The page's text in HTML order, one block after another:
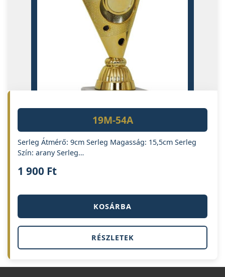
19M-54A
Serleg Átmérő: 9cm Serleg Magasság: 15,5cm Serleg
Szín: arany Serleg…
1 900 Ft
KOSÁRBA
RÉSZLETEK